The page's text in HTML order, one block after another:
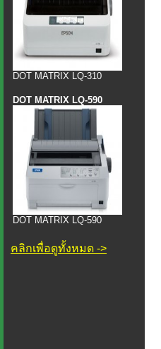
DOT MATRIX LQ-310
DOT MATRIX LQ-590
DOT MATRIX LQ-590
คลิกเพื่อดูทั้งหมด ->